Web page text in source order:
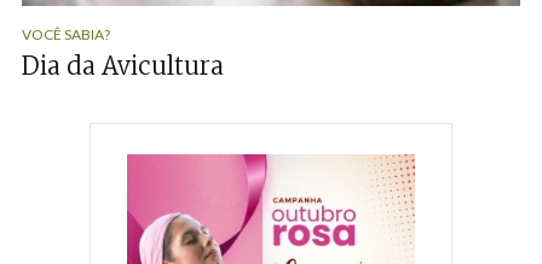
VOCÊ SABIA?
Dia da Avicultura